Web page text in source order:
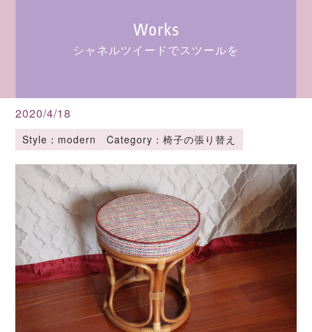
Works
シャネルツイードでスツールを
2020/4/18
Style：modern Category：椅子の張り替え